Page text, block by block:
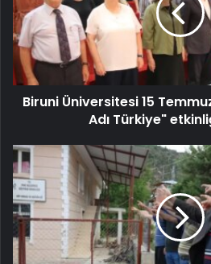
Biruni Üniversitesi 15
Adı Türkiye"